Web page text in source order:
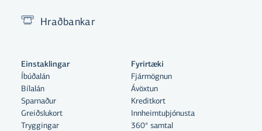
Með því að smella á „Leyfa allar“
samþykkir þú notkun á vefkökum
til þess að auka virkni vefsins,
greina vefnotkun og aðstoða við
markaðssetningu.
Hraðbankar
Einstaklingar
Íbúðalán
Bílalán
Sparnaður
Greiðslukort
Tryggingar
Fyrirtæki
Fjármögnun
Ávöxtun
Kreditkort
Innheimtuþjónusta
360° samtal